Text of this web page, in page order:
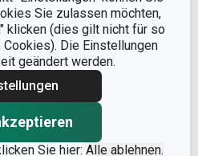
Sie zulassen möchten,
klicken (dies gilt nicht für so
Die Einstellungen
geändert werden.
Sie hier: Alle ablehnen.